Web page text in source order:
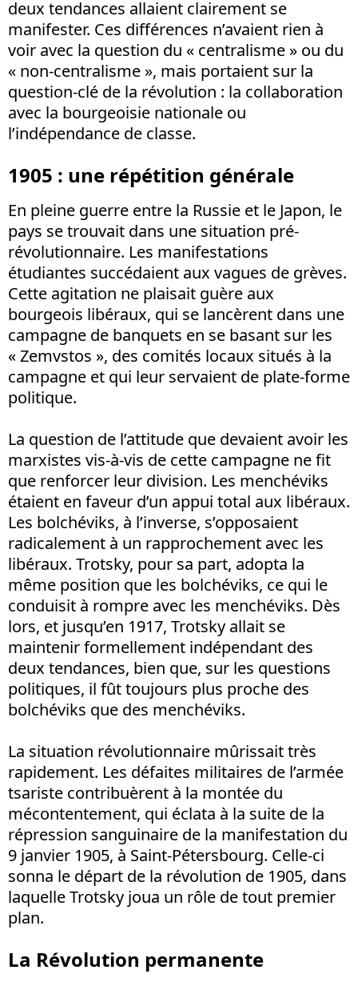
deux tendances allaient clairement se
manifester. Ces différences n’avaient rien à
voir avec la question du « centralisme » ou du
« non-centralisme », mais portaient sur la
question-clé de la révolution : la collaboration
avec la bourgeoisie nationale ou
l’indépendance de classe.
1905 : une répétition générale
En pleine guerre entre la Russie et le Japon, le
pays se trouvait dans une situation pré-
révolutionnaire. Les manifestations
étudiantes succédaient aux vagues de grèves.
Cette agitation ne plaisait guère aux
bourgeois libéraux, qui se lancèrent dans une
campagne de banquets en se basant sur les
« Zemvstos », des comités locaux situés à la
campagne et qui leur servaient de plate-forme
politique.
La question de l’attitude que devaient avoir les
marxistes vis-à-vis de cette campagne ne fit
que renforcer leur division. Les menchéviks
étaient en faveur d’un appui total aux libéraux.
Les bolchéviks, à l’inverse, s’opposaient
radicalement à un rapprochement avec les
libéraux. Trotsky, pour sa part, adopta la
même position que les bolchéviks, ce qui le
conduisit à rompre avec les menchéviks. Dès
lors, et jusqu’en 1917, Trotsky allait se
maintenir formellement indépendant des
deux tendances, bien que, sur les questions
politiques, il fût toujours plus proche des
bolchéviks que des menchéviks.
La situation révolutionnaire mûrissait très
rapidement. Les défaites militaires de l’armée
tsariste contribuèrent à la montée du
mécontentement, qui éclata à la suite de la
répression sanguinaire de la manifestation du
9 janvier 1905, à Saint-Pétersbourg. Celle-ci
sonna le départ de la révolution de 1905, dans
laquelle Trotsky joua un rôle de tout premier
plan.
La Révolution permanente